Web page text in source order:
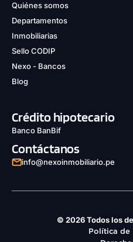
Quiénes somos
Departamentos
Inmobiliarias
Sello CODIP
Nexo - Bancos
Blog
Crédito hipotecario
Banco BanBif
Contáctanos
info@nexoinmobiliario.pe
© 2026 Todos los
Política de